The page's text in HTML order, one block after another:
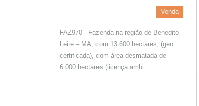
Venda
FAZ970 - Fazenda na região de Benedito
Leite – MA, com 13.600 hectares, (geo
certificada), com área desmatada de
6.000 hectares (licença ambi...